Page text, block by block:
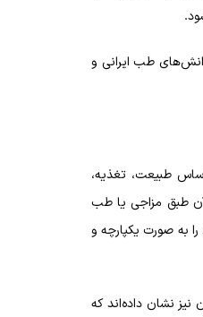
طب ایرانی و
طبیعت، تغذیه،
آن طبق مزاجی یا طب
به صورت یکپارچه و
نشان داده‌اند که